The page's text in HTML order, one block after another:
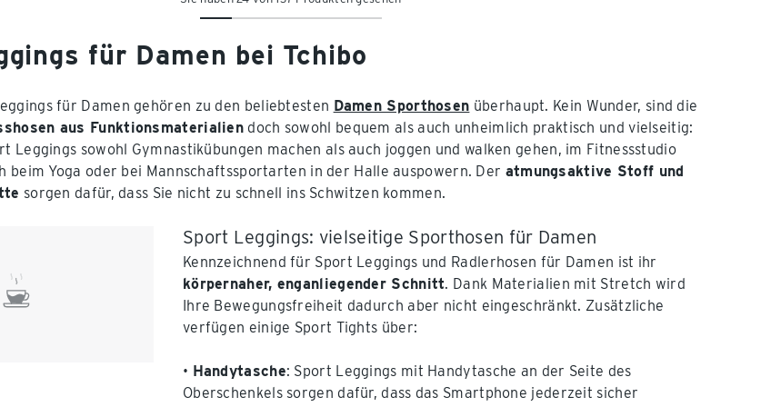
für Damen bei Tchibo
für Damen gehören zu den beliebtesten Damen Sporthosen überhaupt. Kein Wunder, sind die
aus Funktionsmaterialien doch sowohl bequem als auch unheimlich praktisch und vielseitig:
Leggings sowohl Gymnastikübungen machen als auch joggen und walken gehen, im Fitnessstudio
beim Yoga oder bei Mannschaftssportarten in der Halle auspowern. Der atmungsaktive Stoff und
sorgen dafür, dass Sie nicht zu schnell ins Schwitzen kommen.
Sport Leggings: vielseitige Sporthosen für Damen
Kennzeichnend für Sport Leggings und Radlerhosen für Damen ist ihr
körpernaher, enganliegender Schnitt. Dank Materialien mit Stretch wird
Ihre Bewegungsfreiheit dadurch aber nicht eingeschränkt. Zusätzliche
verfügen einige Sport Tights über:
• Handytasche: Sport Leggings mit Handytasche an der Seite des
Oberschenkels sorgen dafür, dass das Smartphone jederzeit sicher